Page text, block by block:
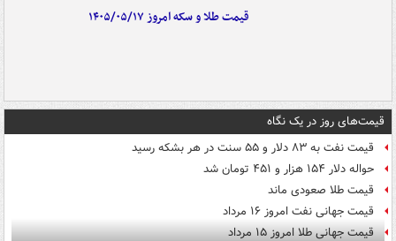
قیمت طلا و سکه امروز ۱۴۰۵/۰۵/۱۷
قیمت‌های روز در یک نگاه
قیمت نفت به ۸۳ دلار و ۵۵ سنت در هر بشکه رسید
حواله دلار ۱۵۴ هزار و ۴۵۱ تومان شد
قیمت طلا صعودی ماند
قیمت جهانی نفت امروز ۱۶ مرداد
قیمت جهانی طلا امروز ۱۵ مرداد